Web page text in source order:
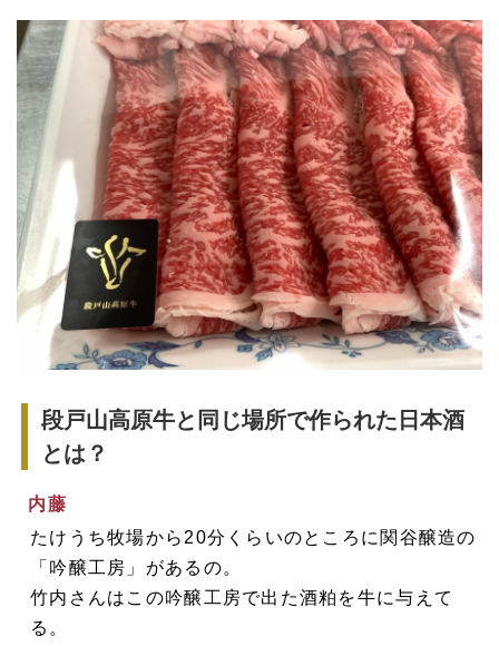
段戸山高原牛と同じ場所で作られた日本酒
とは？
内藤
たけうち牧場から20分くらいのところに関谷醸造の
「吟醸工房」があるの。
竹内さんはこの吟醸工房で出た酒粕を牛に与えて
る。